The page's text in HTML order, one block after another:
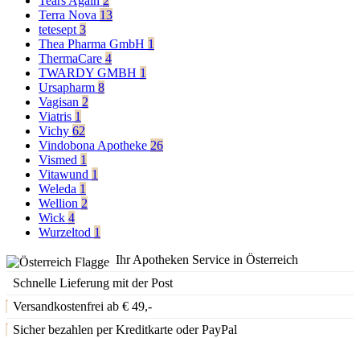
Terra Nova 13
tetesept 3
Thea Pharma GmbH 1
ThermaCare 4
TWARDY GMBH 1
Ursapharm 8
Vagisan 2
Viatris 1
Vichy 62
Vindobona Apotheke 26
Vismed 1
Vitawund 1
Weleda 1
Wellion 2
Wick 4
Wurzeltod 1
Ihr Apotheken Service in Österreich
Schnelle Lieferung mit der Post
Versandkostenfrei ab € 49,-
Sicher bezahlen per Kreditkarte oder PayPal